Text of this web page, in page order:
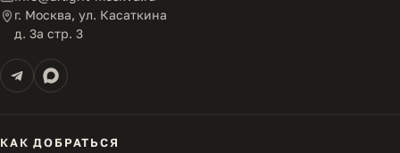
г. Москва, ул. Касаткина
д. 3а стр. 3
КАК ДОБРАТЬСЯ